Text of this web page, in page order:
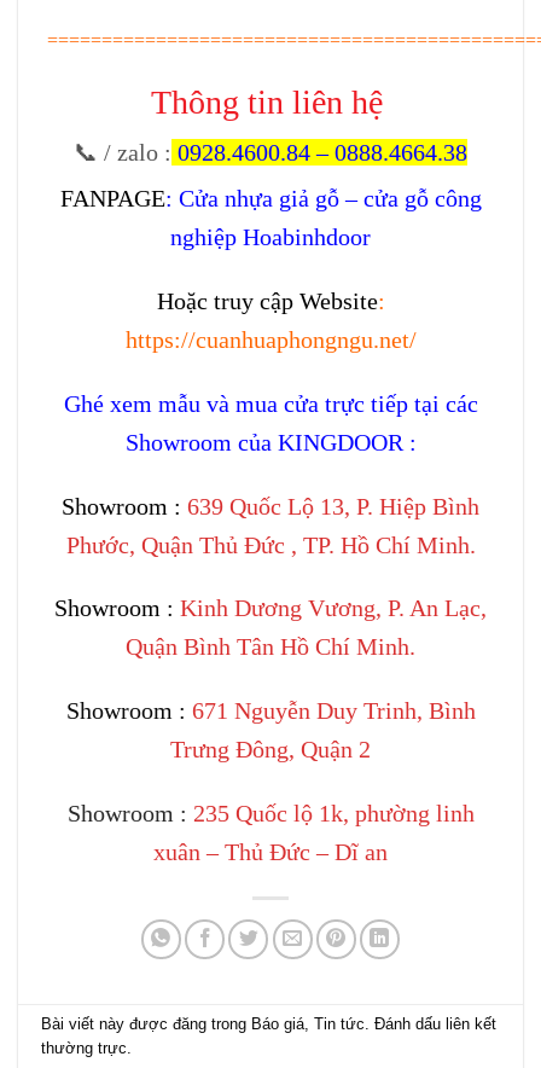
Thông tin liên hệ
📞 / zalo : 0928.4600.84–0888.4664.38
FANPAGE: Cửa nhựa giả gỗ – cửa gỗ công
nghiệp Hoabinhdoor
Hoặc truy cập Website:
https://cuanhuaphongngu.net/
Ghé xem mẫu và mua cửa trực tiếp tại các
Showroom của KINGDOOR :
Showroom : 639 Quốc Lộ 13, P. Hiệp Bình
Phước, Quận Thủ Đức , TP. Hồ Chí Minh.
Showroom : Kinh Dương Vương, P. An Lạc,
Quận Bình Tân Hồ Chí Minh.
Showroom : 671 Nguyễn Duy Trinh, Bình
Trưng Đông, Quận 2
Showroom : 235 Quốc lộ 1k, phường linh
xuân – Thủ Đức – Dĩ an
Bài viết này được đăng trong Báo giá,Tin tức. Đánh dấu liên kết
thường trực.